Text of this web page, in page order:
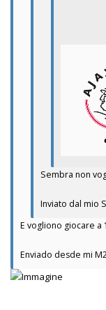
Sembra non
Inviato dal mio
E vogliono giocare a
Enviado desde mi